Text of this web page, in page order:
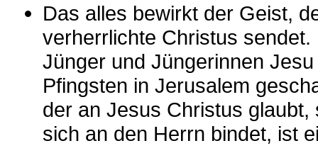
Das alles bewirkt der Geist,
verherrlichte Christus
Jünger und Jüngerinnen
Pfingsten in Jerusalem
der an Jesus Christus glaubt,
sich an den Herrn bindet, ist